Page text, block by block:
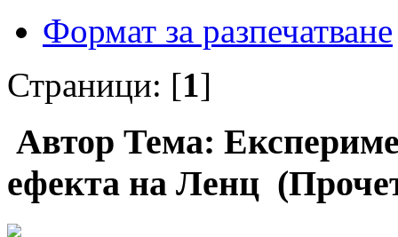
Формат за разпечатване
Страници: [1]
Автор Тема:
ефекта на Ленц